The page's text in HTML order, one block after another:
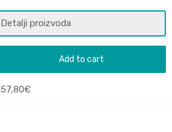
Detalji proizvoda
Add to cart
57,80€